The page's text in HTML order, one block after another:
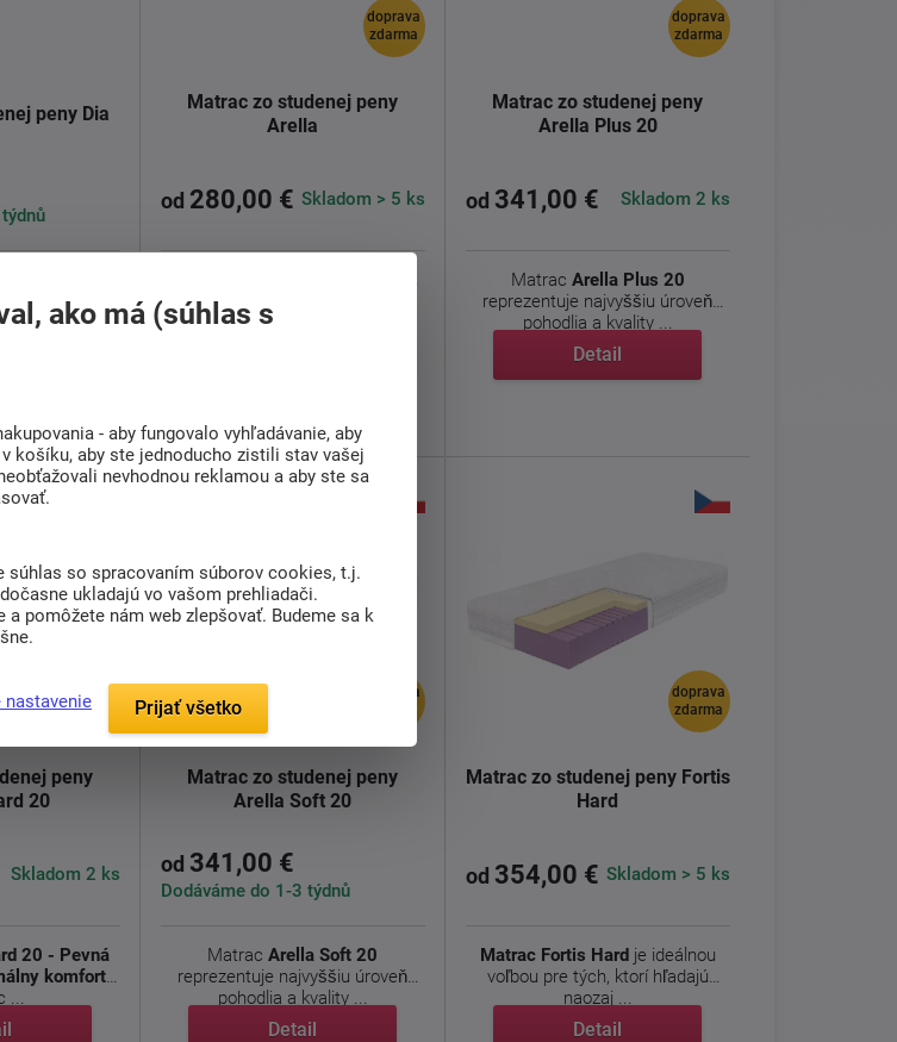
peny Dia
spánok
doprava
zdarma
Matrac zo studenej peny
Arella
od 280,00 € Skladom > 5 ks
doprava
zdarma
Matrac zo studenej peny
Arella Plus 20
od 341,00 € Skladom 2 ks
Matrac Arella Plus 20
reprezentuje najvyššiu úroveň
pohodlia a kvality ...
Detail
doprava
zdarma
peny
20
Skladom 2 ks
20 - Pevná
komfort
...
doprava
Matrac zo studenej peny
Arella Soft 20
od 341,00 €
Dodáváme do 1-3 týdnů
MatracArella Soft 20
reprezentuje najvyššiu úroveň
pohodlia a kvality ...
Detail
doprava
zdarma
Matrac zo studenej peny Fortis
Hard
od 354,00 € Skladom > 5 ks
Matrac Fortis Hardje ideálnou
voľbou pre tých, ktorí hľadajú
naozaj ...
Detail
ako má (súhlas s
- aby fungovalo vyhľadávanie, aby
košíku, aby ste jednoducho zistili stav vašej
nevhodnou reklamou a aby ste sa
súhlas so spracovaním súborov cookies, t.j.
ukladajú vo vašom prehliadači.
a pomôžete nám web zlepšovať. Budeme sa k
nastavenie Prijať všetko